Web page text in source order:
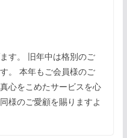
す。 旧年中は格別のご
。 本年もご会員様のご
心をこめたサービスを心
様のご愛顧を賜りますよ